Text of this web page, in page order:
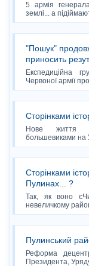
5 армія
землі... а
"Пошук"
приносить
Експедиційна
Червоної армії
Сторінками
Нове життя
большевиками на
Сторінками
Пулинах... ?
Так, як воно
невеличкому
Пулинський
Реформа
Президента,